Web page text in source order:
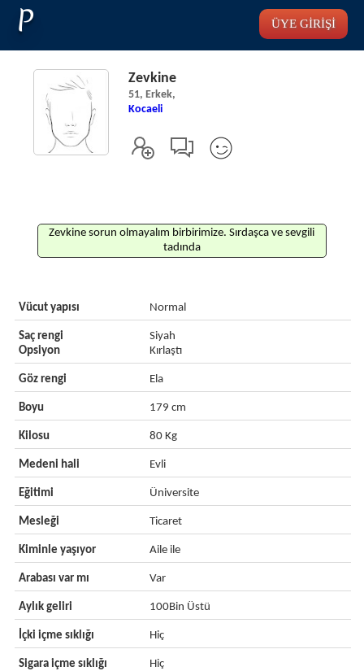
P ÜYE GİRİŞİ
Zevkine
51, Erkek,
Kocaeli
Zevkine sorun olmayalım birbirimize. Sırdaşca ve sevgili
tadında
Vücut yapısı Normal
Saç rengi
Opsiyon
Siyah
Kırlaştı
Göz rengi Ela
Boyu 179 cm
Kilosu 80 Kg
Medeni hali Evli
Eğitimi Üniversite
Mesleği Ticaret
Kiminle yaşıyor Aile ile
Arabası var mı Var
Aylık geliri 100Bin Üstü
İçki içme sıklığı Hiç
Sigara içme sıklığı Hiç